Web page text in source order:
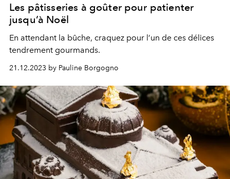
Les pâtisseries à goûter pour patienter
jusqu’à Noël
En attendant la bûche, craquez pour l’un de ces délices
tendrement gourmands.
21.12.2023 by Pauline Borgogno